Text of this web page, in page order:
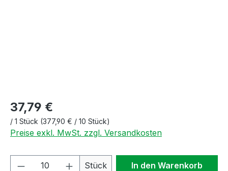
37,79 €
/ 1 Stück (377,90 € / 10 Stück)
Preise exkl. MwSt. zzgl. Versandkosten
Produkt Anzahl: Gib den
Stück In den Warenkorb